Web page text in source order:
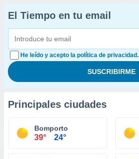
El Tiempo en tu email
He leído y acepto la política de privacidad.
Principales ciudades
Bomporto
39° 24°